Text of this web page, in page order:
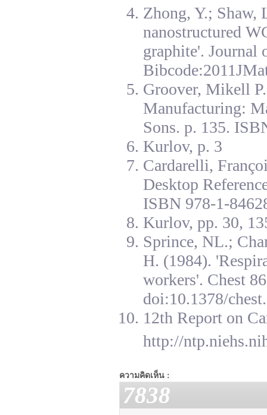
Zhong, Y.; Shaw,
nanostructured
graphite'. Journal
Groover, Mikell
Manufacturing:
Sons. p. 135.
Kurlov, p. 3
Cardarelli,
Desktop
ISBN 978-1-
Kurlov, pp. 30,
Sprince, NL.;
H. (1984).
workers'. Chest
doi:10.1378/
12th Report on
http://
ความคิดเห็น :
7838